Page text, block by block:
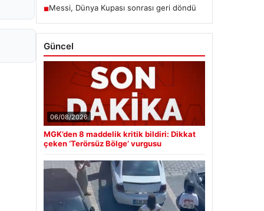
■Messi, Dünya Kupası sonrası geri döndü
Güncel
06/08/2026
MGK’den 8 maddelik kritik bildiri: Dikkat
çeken ‘Terörsüz Bölge’ vurgusu